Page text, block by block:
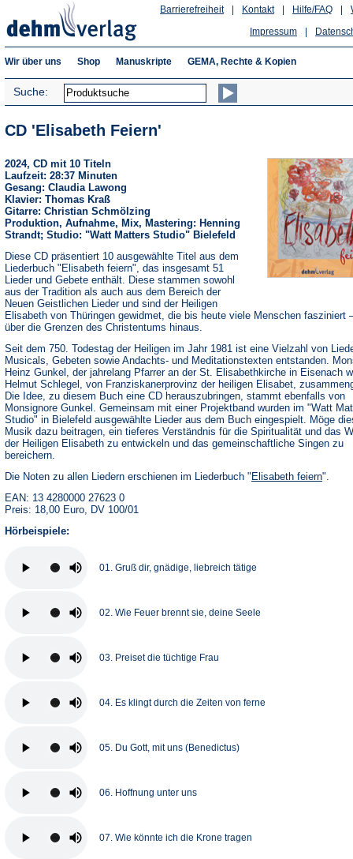
Hilfe/FAQ
Kontakt
Barrierefreiheit
Impressum
Wir über uns Shop Manuskripte GEMA, Rechte & Kopien
Suche:
CD 'Elisabeth Feiern'
2024, CD mit 10 Titeln
Laufzeit: 28:37 Minuten
Gesang: Claudia Lawong
Klavier: Thomas Kraß
Gitarre: Christian Schmölzing
Produktion, Aufnahme, Mix, Mastering: Henning
Strandt; Studio: "Watt Matters Studio" Bielefeld
Diese CD präsentiert 10 ausgewählte Titel aus dem
Liederbuch "Elisabeth feiern", das insgesamt 51
Lieder und Gebete enthält. Diese stammen sowohl
aus der Tradition als auch aus dem Bereich der
Neuen Geistlichen Lieder und sind der Heiligen
Elisabeth von Thüringen gewidmet, die bis heute viele Menschen fasziniert
über die Grenzen des Christentums hinaus.
Seit dem 750. Todestag der Heiligen im Jahr 1981 ist eine Vielzahl von
Musicals, Gebeten sowie Andachts- und Meditationstexten entstanden.
Heinz Gunkel, der jahrelang Pfarrer an der St. Elisabethkirche in Eisenach
Helmut Schlegel, von Franziskanerprovinz der heiligen Elisabet,
Die Idee, zu diesem Buch eine CD herauszubringen, stammt ebenfalls von
Monsignore Gunkel. Gemeinsam mit einer Projektband wurden im "Watt
Studio" in Bielefeld ausgewählte Lieder aus dem Buch eingespielt. Möge
Musik dazu beitragen, ein tieferes Verständnis für die Spiritualität und das
der Heiligen Elisabeth zu entwickeln und das gemeinschaftliche Singen zu
bereichern.
Die Noten zu allen Liedern erschienen im Liederbuch " Elisabeth feiern".
EAN: 13 4280000 27623 0
Preis: 18,00 Euro, DV 100/01
Hörbeispiele:
01. Gruß dir, gnädige, liebreich tätige
02. Wie Feuer brennt sie, deine Seele
03. Preiset die tüchtige Frau
04. Es klingt durch die Zeiten von ferne
05. Du Gott, mit uns (Benedictus)
06. Hoffnung unter uns
07. Wie könnte ich die Krone tragen